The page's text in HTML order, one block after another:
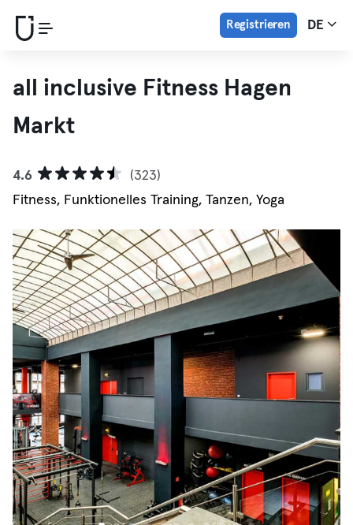
Registrieren DE
all inclusive Fitness Hagen
Markt
4.6
(323)
Fitness, Funktionelles Training, Tanzen, Yoga